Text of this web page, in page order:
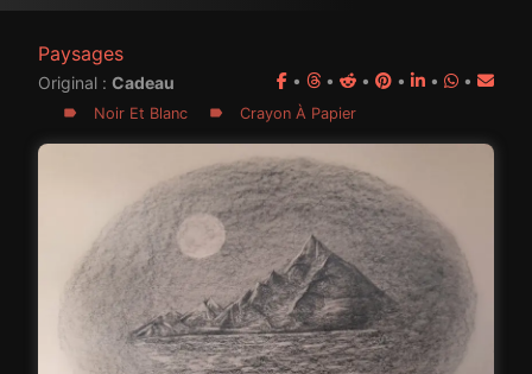
Paysages
Original : Cadeau • • • • • •
Noir Et Blanc Crayon À Papier